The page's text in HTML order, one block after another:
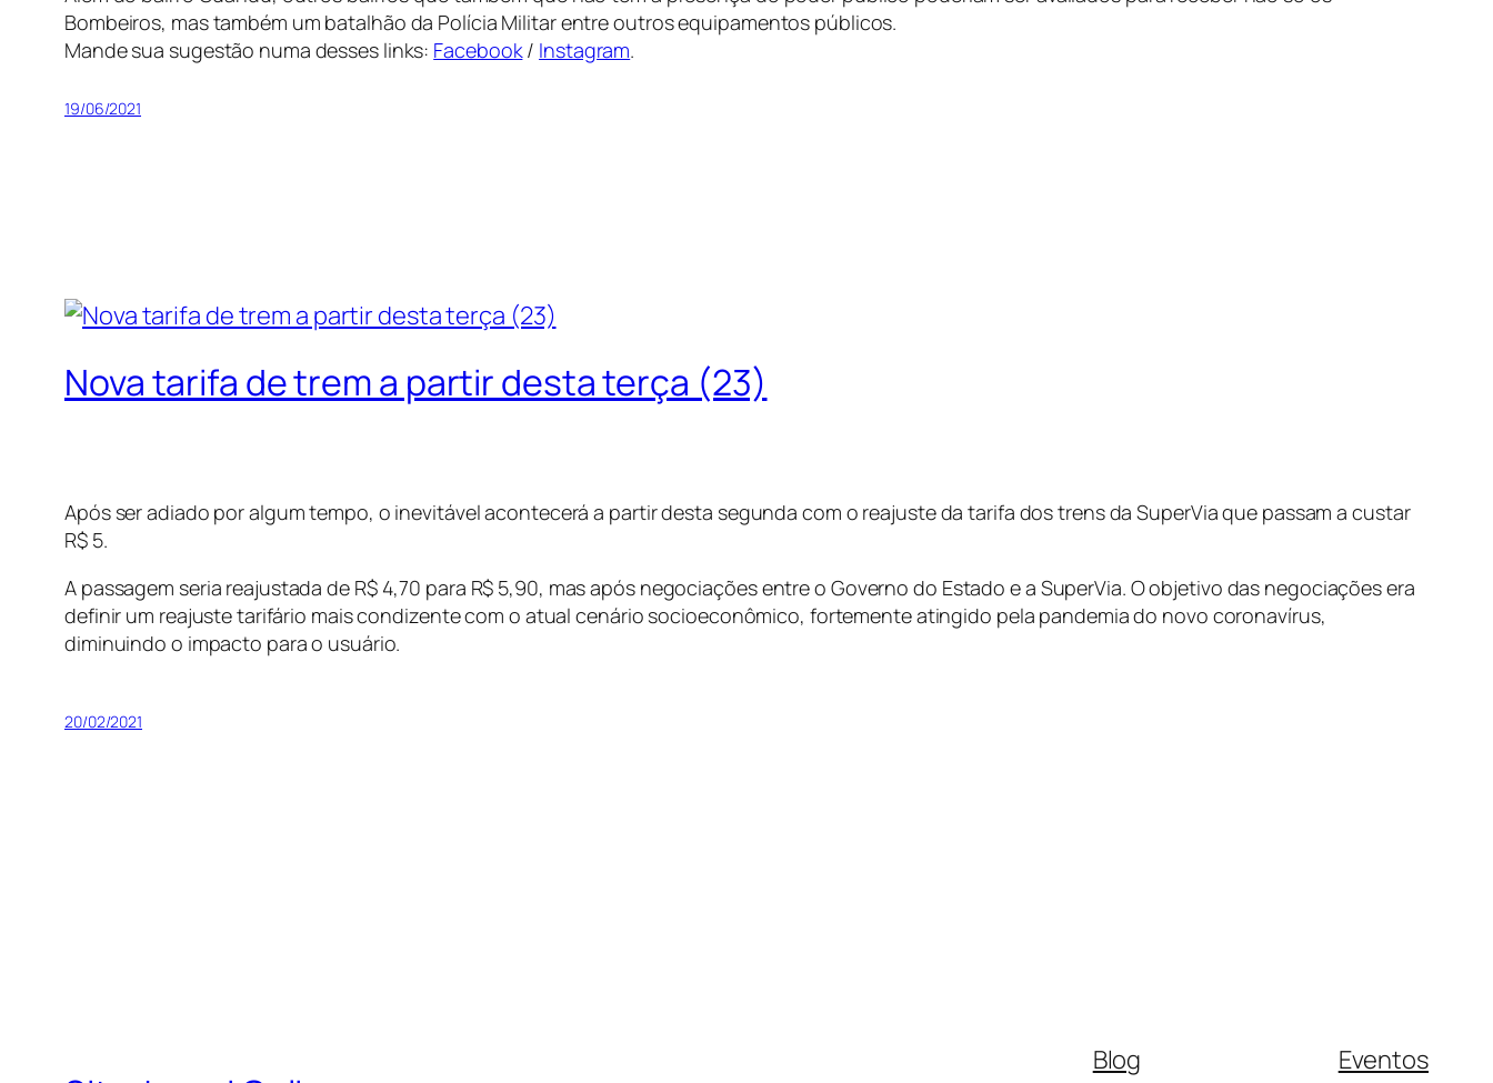
Bombeiros, mas também um batalhão da Polícia Militar entre outros equipamentos públicos.
Mande sua sugestão numa desses links: Facebook/ Instagram.
19/06/2021
Nova tarifa de trem a partir desta terça (23)
Após ser adiado por algum tempo, o inevitável acontecerá a partir desta segunda com o reajuste da tarifa dos trens da SuperVia que passam a custar
R$ 5.
A passagem seria reajustada de R$ 4,70 para R$ 5,90, mas após negociações entre o Governo do Estado e a SuperVia. O objetivo das negociações era
definir um reajuste tarifário mais condizente com o atual cenário socioeconômico, fortemente atingido pela pandemia do novo coronavírus,
diminuindo o impacto para o usuário.
20/02/2021
Blog
Eventos